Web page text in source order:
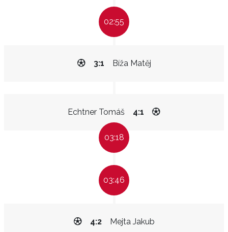
02:55
Bíža Matěj
3:1
Echtner Tomáš 4:1
03:18
03:46
Mejta Jakub
4:2